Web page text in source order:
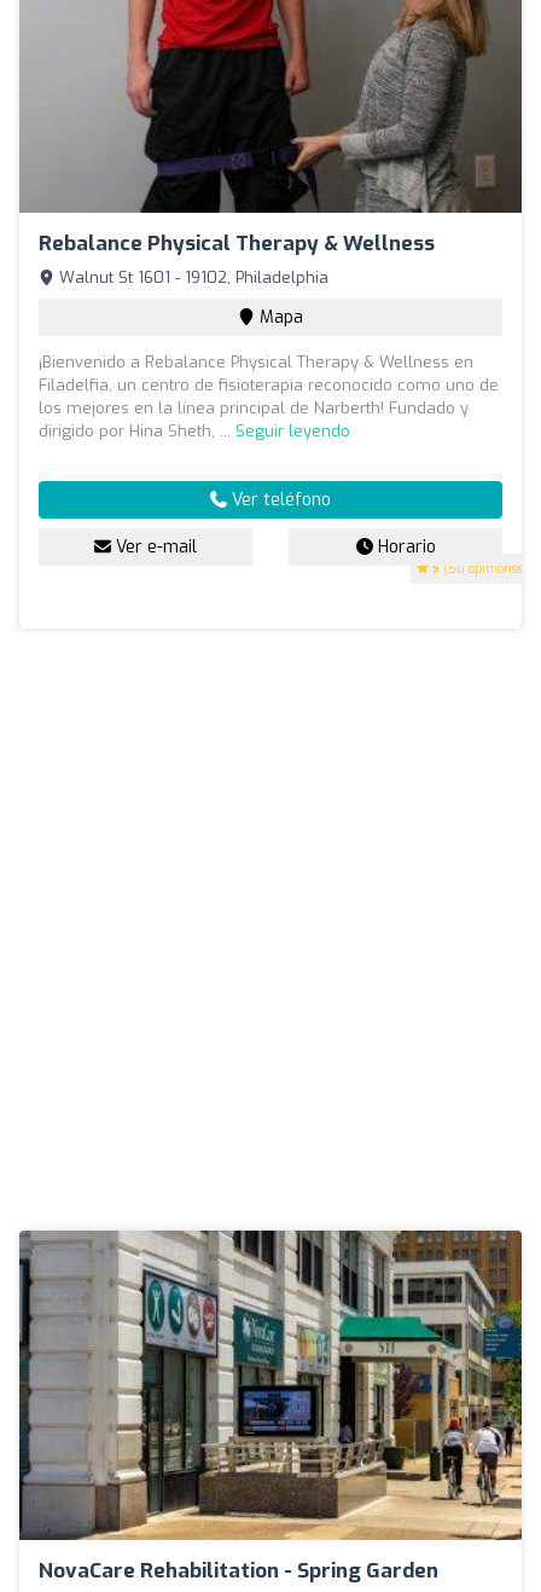
Rebalance Physical Therapy & Wellness
5 (50 opiniones)
Walnut St 1601 - 19102, Philadelphia
Mapa
¡Bienvenido a Rebalance Physical Therapy & Wellness en
Filadelfia, un centro de fisioterapia reconocido como uno de
los mejores en la línea principal de Narberth! Fundado y
dirigido por Hina Sheth, ... Seguir leyendo
Ver teléfono
Ver e-mail Horario
NovaCare Rehabilitation - Spring Garden